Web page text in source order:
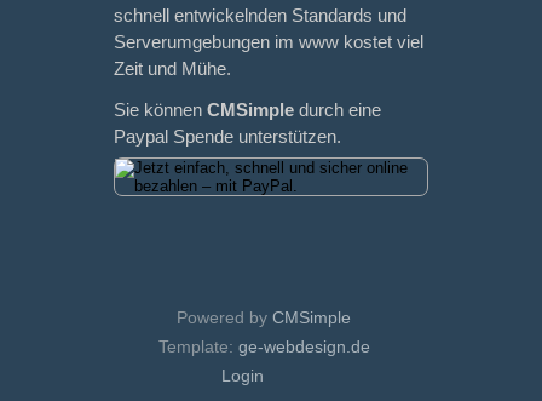
schnell entwickelnden Standards und
Serverumgebungen im www kostet viel
Zeit und Mühe.
Sie können CMSimple durch eine
Paypal Spende unterstützen.
Powered by CMSimple
Template: ge-webdesign.de
Login